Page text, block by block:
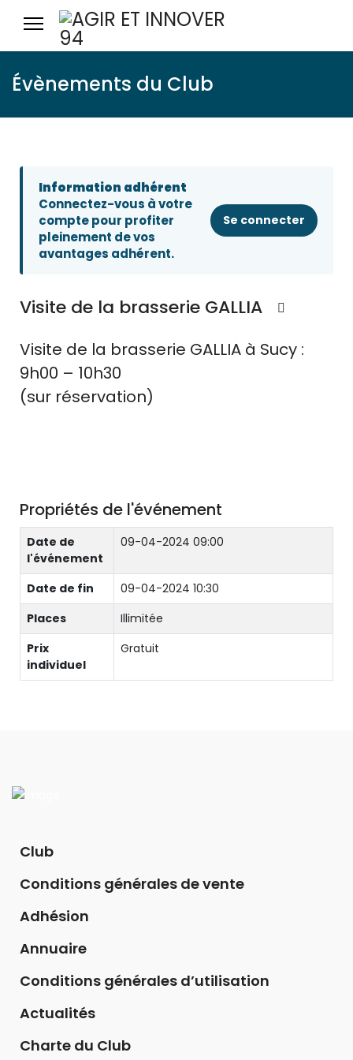
Évènements du Club
Information adhérent
Connectez-vous à votre
compte pour profiter
pleinement de vos
avantages adhérent.
Se connecter
Visite de la brasserie GALLIA
Visite de la brasserie GALLIA à Sucy :
9h00 – 10h30
(sur réservation)
Propriétés de l'événement
Date de
l'événement
09-04-2024 09:00
Date de fin
09-04-2024 10:30
Places
Illimitée
Prix
individuel
Gratuit
Club
Conditions générales de vente
Adhésion
Annuaire
Conditions générales d’utilisation
Actualités
Charte du Club